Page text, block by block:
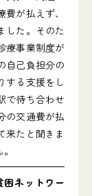
が払えず、
した。そのた
療事業制度が
自己負担分の
する支援をし
で待ち合わせ
の交通費が払
来たと聞きま
ネットワー